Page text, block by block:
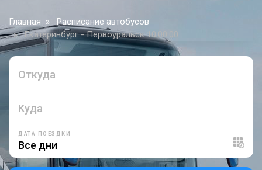
Главная
Расписание автобусов
Екатеринбург - Первоуральск 10:00:00
Откуда
Куда
ДАТА ПОЕЗДКИ